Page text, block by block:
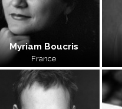
Myriam Boucris
France